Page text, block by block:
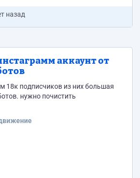
назад
аккаунт от
18к подписчиков из них большая
нужно почистить